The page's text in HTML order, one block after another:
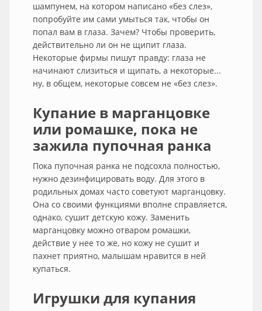
шампунем, на котором написано «без слез»,
попробуйте им сами умыться так, чтобы он
попал вам в глаза. Зачем? Чтобы проверить,
действительно ли он не щипит глаза.
Некоторые фирмы пишут правду: глаза не
начинают слизиться и щипать, а некоторые...
ну, в общем, некоторые совсем не «без слез».
Купание в марганцовке
или ромашке, пока не
зажила пупочная ранка
Пока пупочная ранка не подсохла полностью,
нужно дезинфицировать воду. Для этого в
родильных домах часто советуют марганцовку.
Она со своими функциями вполне справляется,
однако, сушит детскую кожу. Заменить
марганцовку можно отваром ромашки,
действие у нее то же, но кожу не сушит и
пахнет приятно, малышам нравится в ней
купаться.
Игрушки для купания